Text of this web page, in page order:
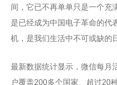
间，它已不再单单只是一个充
是已经成为中国电子革命的代
机，是我们生活中不可或缺的
最新数据统计显示，微信每月
户覆盖200多个国家、超过20